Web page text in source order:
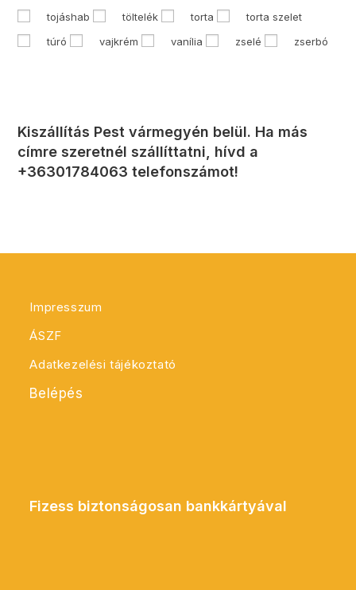
tojáshab
töltelék torta
torta szelet
túró
vajkrém vanília zselé zserbó
Kiszállítás Pest vármegyén belül. Ha más
címre szeretnél szállíttatni, hívd a
+36301784063 telefonszámot!
Impresszum
ÁSZF
Adatkezelési tájékoztató
Belépés
Fizess biztonságosan bankkártyával